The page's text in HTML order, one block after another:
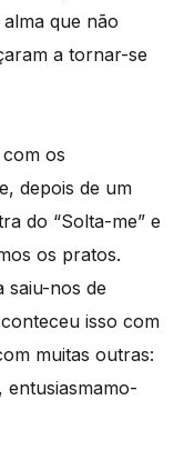
que não
a tornar-se
os
depois de um
do “Solta-me” e
os pratos.
saiu-nos de
isso com
muitas outras:
entusiasmamo-